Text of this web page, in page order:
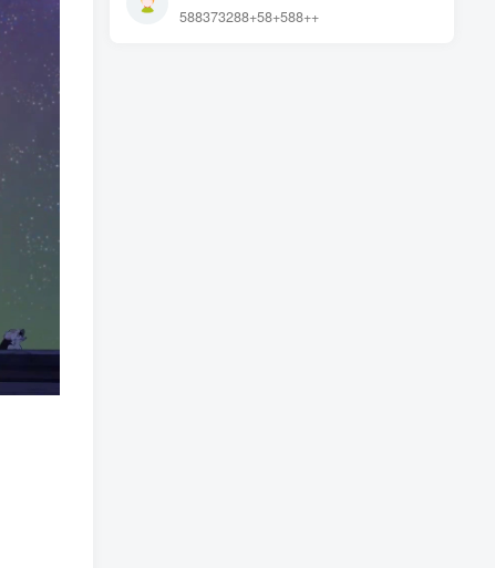
588373288+58+588++